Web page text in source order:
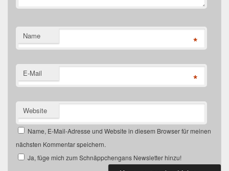
Name *
E-Mail *
Website
Name, E-Mail-Adresse und Website in diesem Browser für meinen
nächsten Kommentar speichern.
Ja, füge mich zum Schnäppchengans Newsletter hinzu!